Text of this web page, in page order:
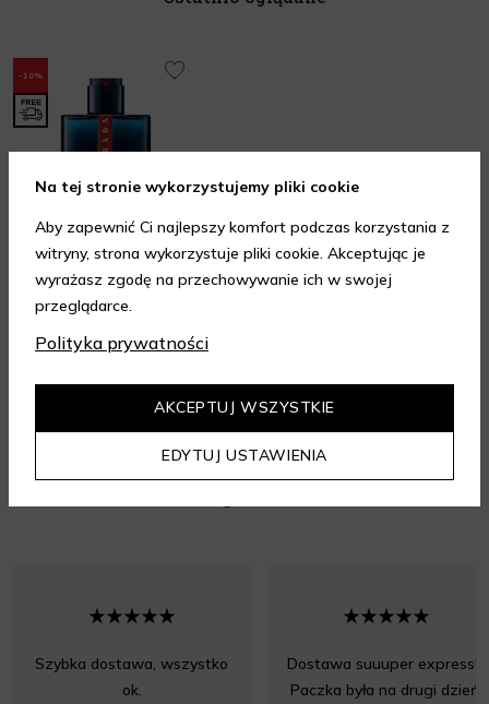
-10%
PRADA
Luna Rossa Ocean
351 zł
Najniższa cena z 30 dni: 304,20 zł
pojemności)
/ 5.00
Szybka dostawa, wszystko
ok.
Dostawa suuuper express!!!
Paczka była na drugi dzień.
Na tej stronie wykorzystujemy pliki cookie
Aby zapewnić Ci najlepszy komfort podczas korzystania z
witryny, strona wykorzystuje pliki cookie. Akceptując je
wyrażasz zgodę na przechowywanie ich w swojej
przeglądarce.
Polityka prywatności
EDYTUJ USTAWIENIA
AKCEPTUJ WSZYSTKIE